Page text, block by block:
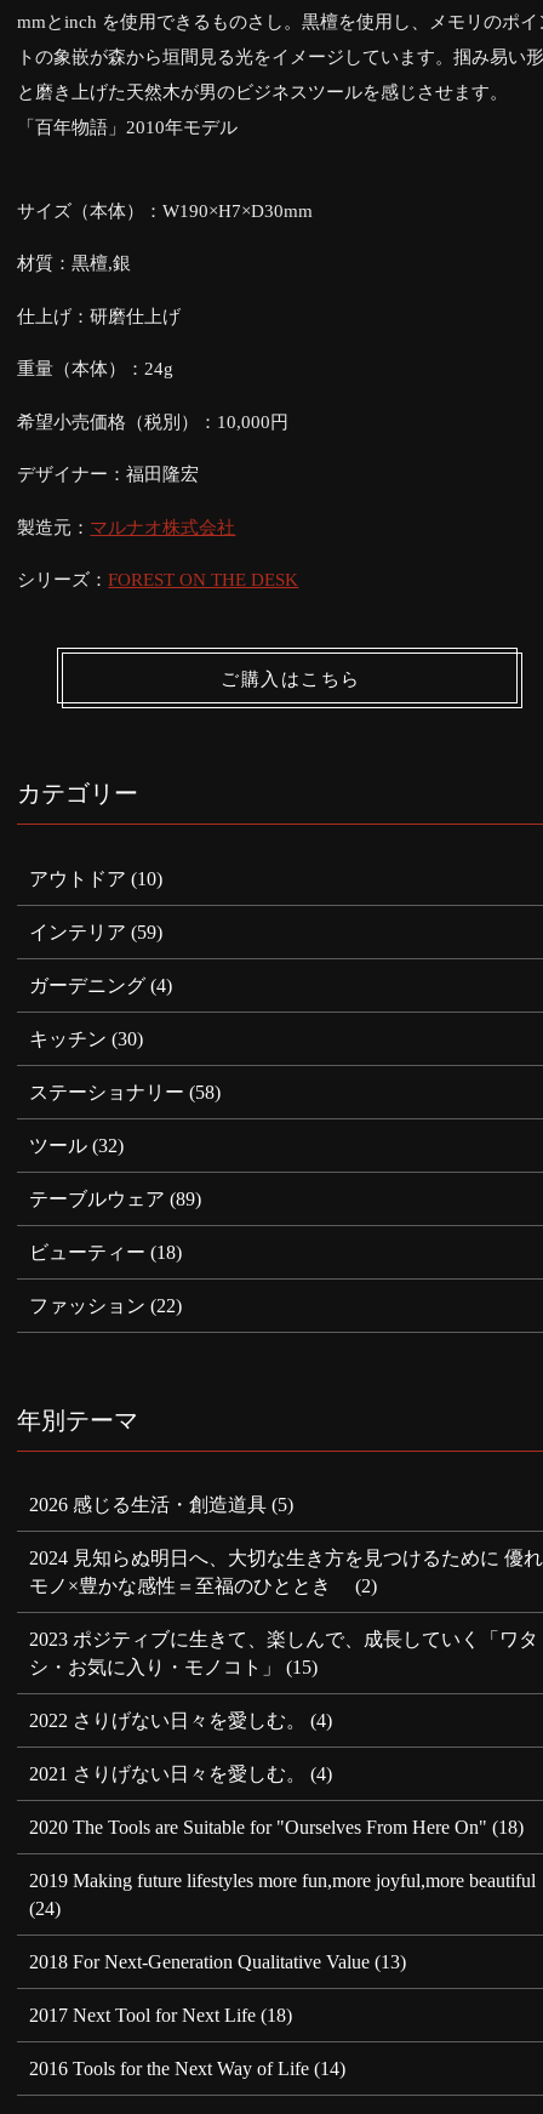
mmとinch を使用できるものさし。黒檀を使用し、メモリのポイ
トの象嵌が森から垣間見る光をイメージしています。掴み易い
と磨き上げた天然木が男のビジネスツールを感じさせます。
「百年物語」2010年モデル
サイズ（本体）：W190×H7×D30mm
材質：黒檀,銀
仕上げ：研磨仕上げ
重量（本体）：24g
希望小売価格（税別）：10,000円
デザイナー：福田隆宏
製造元： マルナオ株式会社
シリーズ：FOREST ON THE DESK
ご購入はこちら
カテゴリー
アウトドア (10)
インテリア (59)
ガーデニング (4)
キッチン (30)
ステーショナリー (58)
ツール (32)
テーブルウェア (89)
ビューティー (18)
ファッション (22)
年別テーマ
2026 感じる生活・創造道具 (5)
2024 見知らぬ明日へ、大切な生き方を見つけるために 優れ
モノ×豊かな感性＝至福のひととき
(2)
2023 ポジティブに生きて、楽しんで、成長していく「ワタ
シ・お気に入り・モノコト」
(15)
2022 さりげない日々を愛しむ。 (4)
2021 さりげない日々を愛しむ。 (4)
2020 The Tools are Suitable for "Ourselves From Here On" (18)
2019 Making future lifestyles more fun,more joyful,more beautiful
(24)
2018 For Next-Generation Qualitative Value (13)
2017 Next Tool for Next Life (18)
2016 Tools for the Next Way of Life (14)